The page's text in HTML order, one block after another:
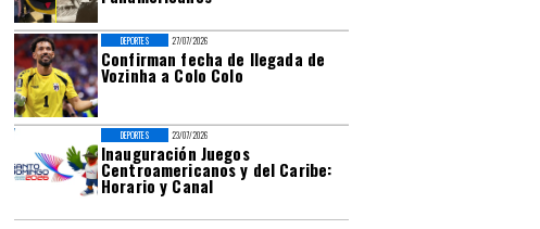
27/07/2026
Confirman fecha de llegada de
Vozinha a Colo Colo
DEPORTES
23/07/2026
Inauguración Juegos
Centroamericanos y del Caribe:
Horario y Canal
DEPORTES